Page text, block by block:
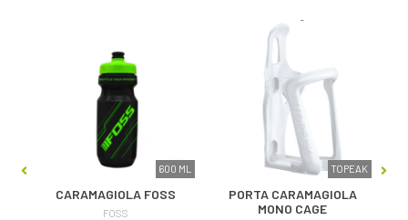
600 ML
CARAMAGIOLA FOSS
FOSS
TOPEAK
PORTA CARAMAGIOLA
MONO CAGE